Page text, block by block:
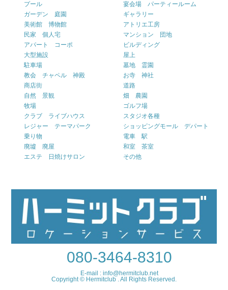
プール
宴会場 パーティールーム
ガーデン 庭園
ギャラリー
美術館 博物館
アトリエ工房
民家 個人宅
マンション 団地
アパート コーポ
ビルディング
大型施設
屋上
駐車場
墓地 霊園
教会 チャペル 神殿
お寺 神社
商店街
道路
自然 景観
畑 農園
牧場
ゴルフ場
クラブ ライブハウス
スタジオ各種
レジャー テーマパーク
ショッピングモール デパート
乗り物
電車 駅
廃墟 廃屋
和室 茶室
エステ 日焼けサロン
その他
080-3464-8310
E-mail : info@hermitclub.net
Copyright © Hermitclub . All Rights Reserved.